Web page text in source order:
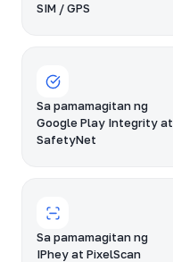
SIM / GPS
Sa pamamagitan ng
Google Play Integrity at
SafetyNet
Sa pamamagitan ng
IPhey at PixelScan